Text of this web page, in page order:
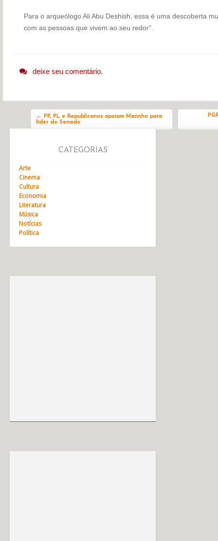
Para o arqueólogo Ali Abu Deshish, essa é uma descoberta
com as pessoas que vivem ao seu redor”.
deixe seu comentário.
←
PP, PL e Republicanos apoiam Marinho para
líder do Senado
CATEGORIAS
Arte
Cinema
Cultura
Economia
Literatura
Música
Notícias
Política